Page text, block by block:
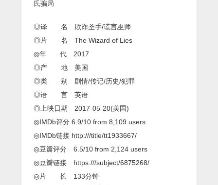
诈
手》
史
上
庞
氏
局
◎译 名 欺诈圣手/谎言巫师
◎片 名 The Wizard of Lies
◎年 代 2017
◎产 地 美国
◎类 别 剧情/传记/历史/犯罪
◎语 言 英语
◎上映日期 2017-05-20(美国)
◎IMDb评分 6.9/10 from 8,109 users
◎IMDb链接 http:///title/tt1933667/
◎豆瓣评分 6.5/10 from 2,124 users
◎豆瓣链接 https:///subject/6875268/
◎片 长 133分钟